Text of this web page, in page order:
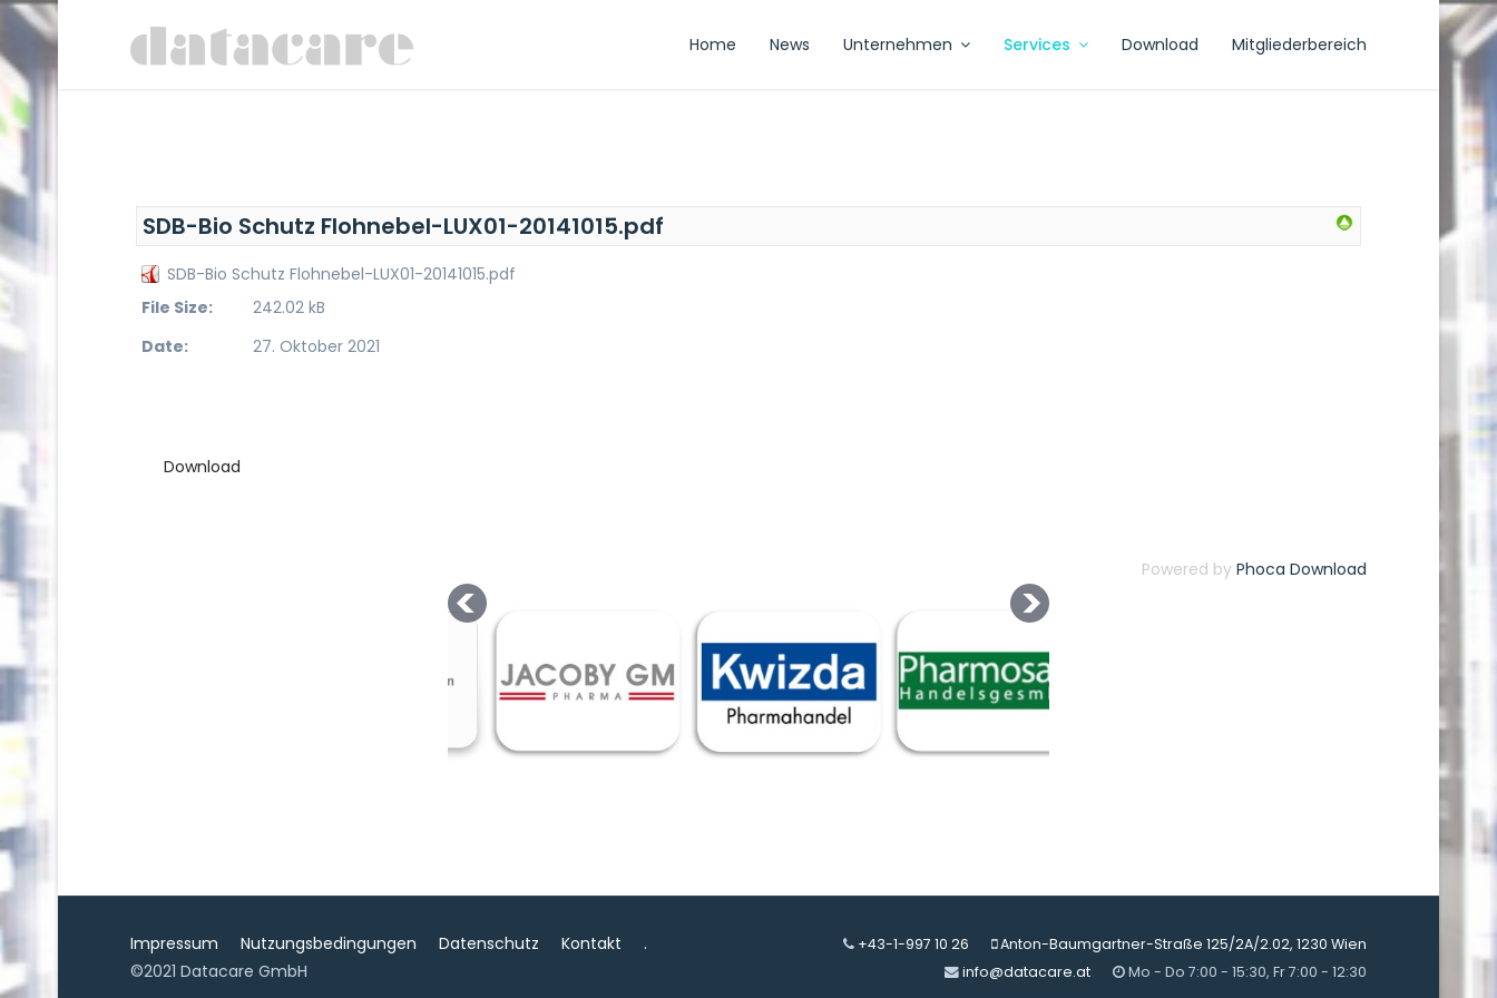
Home News Unternehmen Services Download Mitgliederbereich
SDB-Bio Schutz Flohnebel-LUX01-20141015.pdf
SDB-Bio Schutz Flohnebel-LUX01-20141015.pdf
File Size:
242.02 kB
Date:
27. Oktober 2021
Powered by Phoca Download
Impressum Nutzungsbedingungen Datenschutz Kontakt
.
©2021 Datacare GmbH
+43-1-997 10 26
Anton-Baumgartner-Straße 125/2A/2.02, 1230 Wien
info@datacare.at
Mo - Do 7:00 - 15:30, Fr 7:00 - 12:30